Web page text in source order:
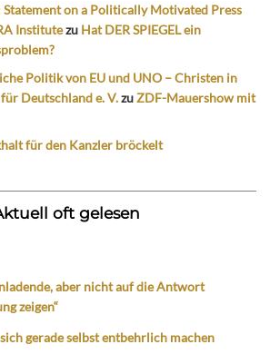
Statement on a Politically Motivated Press
Institutezu Hat DER SPIEGEL ein
Politik von EU und UNO – Christen in
Deutschland e. V.zuZDF-Mauershow mit
für den Kanzler bröckelt
oft gelesen
aber nicht auf die Antwort
zeigen“
gerade selbst entbehrlich machen